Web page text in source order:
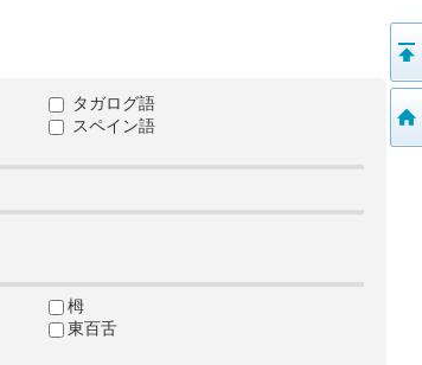
タガログ語
スペイン語
栂
東百舌